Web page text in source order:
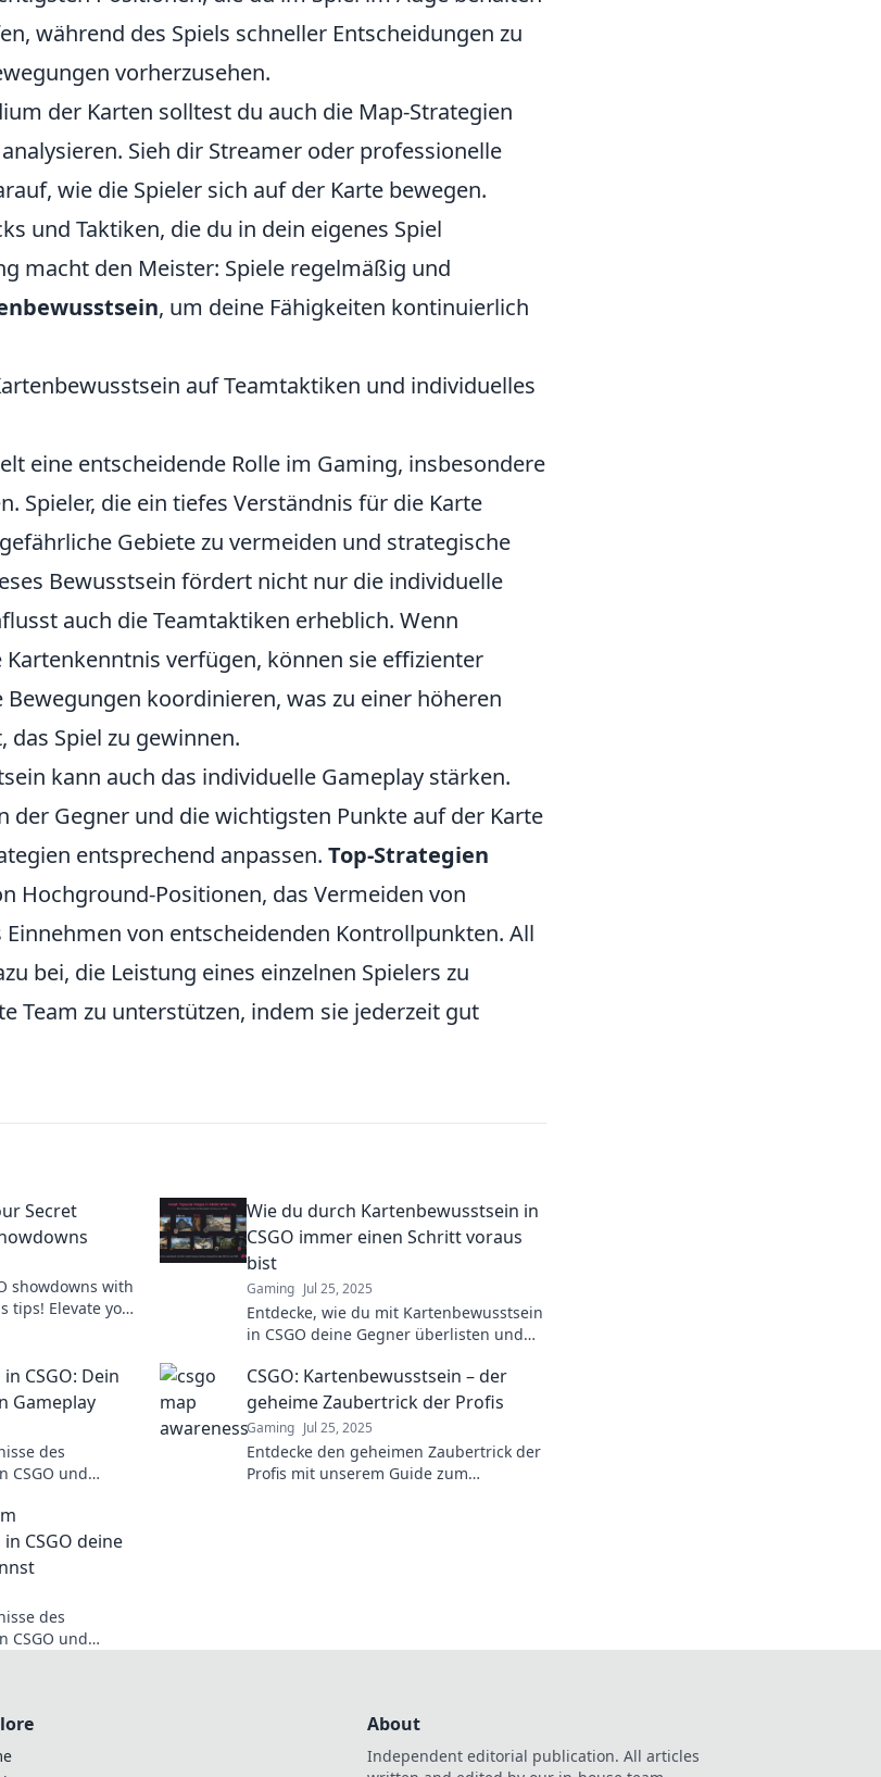
während des Spiels schneller Entscheidungen zu
vorherzusehen.
der Karten solltest du auch die Map-Strategien
Sieh dir Streamer oder professionelle
wie die Spieler sich auf der Karte bewegen.
und Taktiken, die du in dein eigenes Spiel
macht den Meister: Spiele regelmäßig und
, um deine Fähigkeiten kontinuierlich
auf Teamtaktiken und individuelles
eine entscheidende Rolle im Gaming, insbesondere
Spieler, die ein tiefes Verständnis für die Karte
Gebiete zu vermeiden und strategische
Bewusstsein fördert nicht nur die individuelle
auch die Teamtaktiken erheblich. Wenn
verfügen, können sie effizienter
koordinieren, was zu einer höheren
Spiel zu gewinnen.
kann auch das individuelle Gameplay stärken.
der Gegner und die wichtigsten Punkte auf der Karte
entsprechend anpassen. Top-Strategien
Hochground-Positionen, das Vermeiden von
von entscheidenden Kontrollpunkten. All
bei, die Leistung eines einzelnen Spielers zu
Team zu unterstützen, indem sie jederzeit gut
Secret
showdowns with
tips! Elevate your
Wie du durch Kartenbewusstsein in
CSGO immer einen Schritt voraus
bist
Gaming Jul 25, 2025
Entdecke, wie du mit Kartenbewusstsein
in CSGO deine Gegner überlisten und
Schritt zum Erfolg!
CSGO: Dein
Gameplay
des
CSGO und
CSGO: Kartenbewusstsein – der
geheime Zaubertrick der Profis
Gaming Jul 25, 2025
Entdecke den geheimen Zaubertrick der
Profis mit unserem Guide zum
CSGO deine
des
CSGO und
About
Independent editorial publication. All articles